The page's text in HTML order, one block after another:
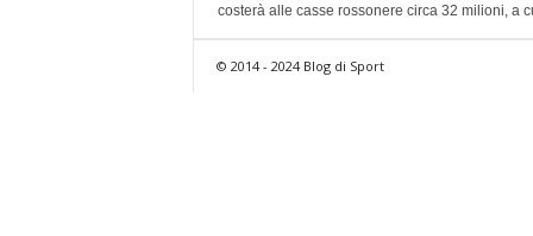
costerà alle casse rossonere circa 32 milioni, a
© 2014 - 2024 Blog di Sport